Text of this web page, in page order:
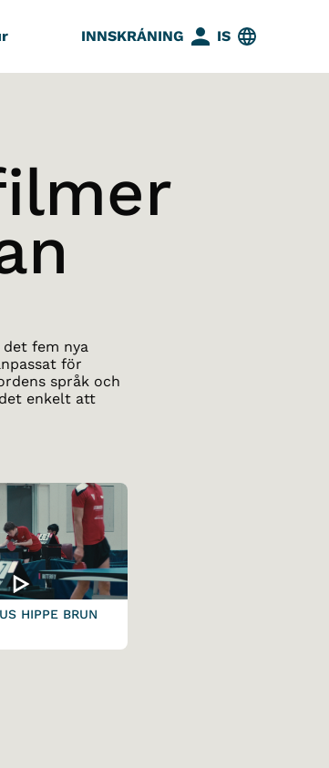
INNSKRÁNING IS
fem nya
för
språk och
enkelt att
HIPPE BRUN